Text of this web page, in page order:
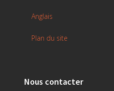
Anglais
Plan du site
Nous contacter